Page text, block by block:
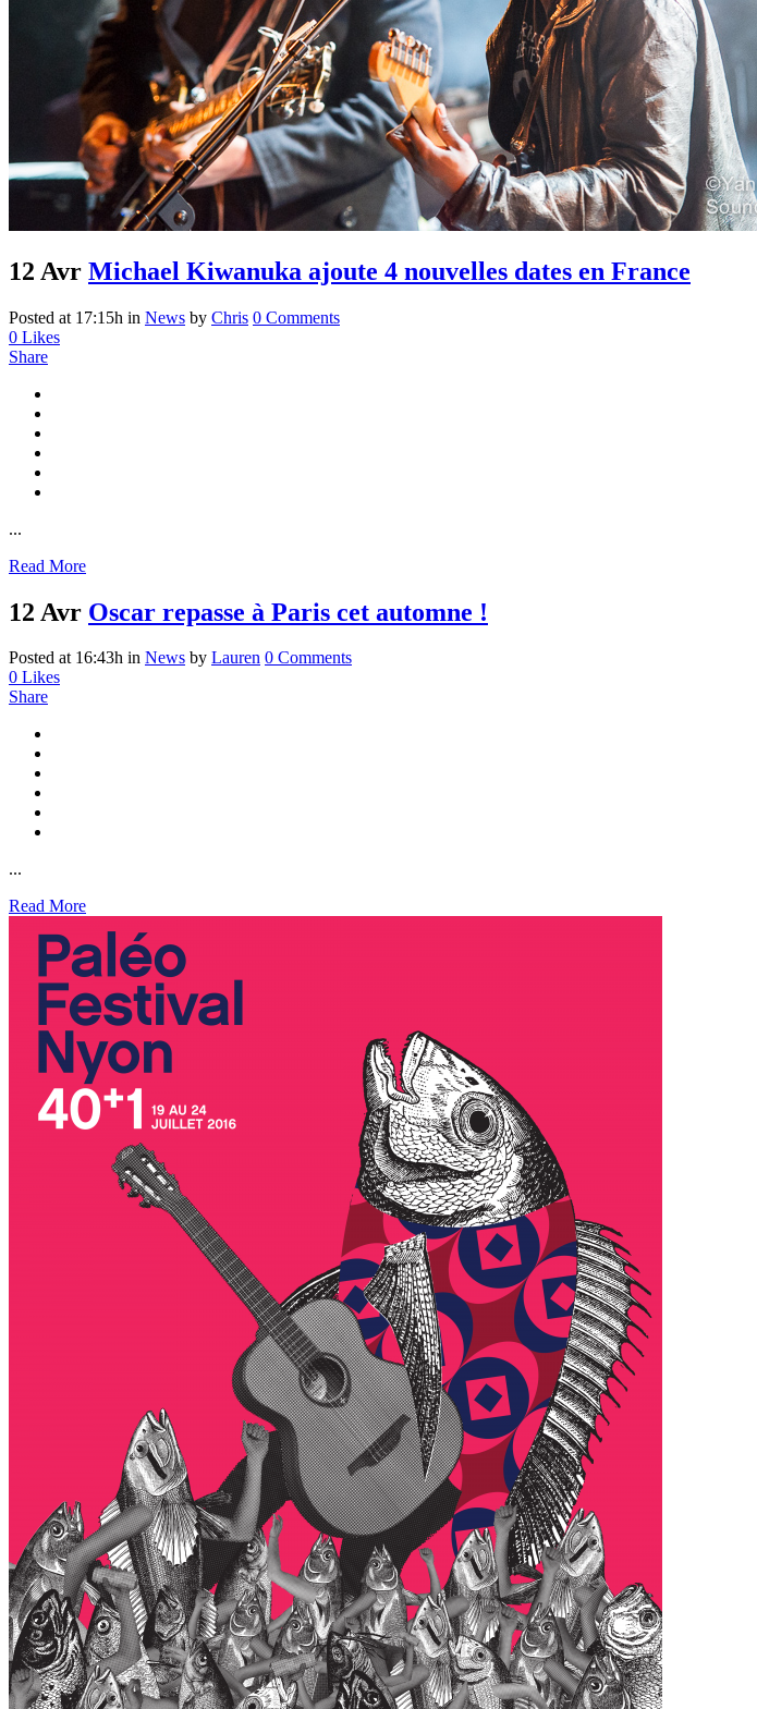
12 Avr Michael Kiwanuka ajoute 4 nouvelles dates en France
Posted at 17:15h in News by Chris 0 Comments
0 Likes
Share
...
Read More
12 Avr Oscar repasse à Paris cet automne !
Posted at 16:43h in News by Lauren 0 Comments
0 Likes
Share
...
Read More